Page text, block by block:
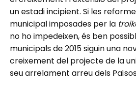
un estadi incipient. Si les
municipal imposades per la
no ho impedeixen, és ben
municipals de 2015 siguin una
creixement del projecte de la
seu arrelament arreu dels